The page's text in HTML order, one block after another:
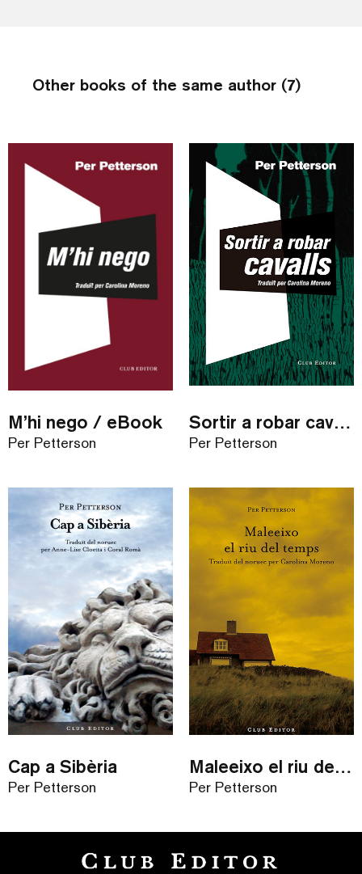
Other books of the same author (7)
M’hi nego / eBook
Per Petterson
Sortir a robar cavalls
Per Petterson
Cap a Sibèria
Per Petterson
Maleeixo el riu del temps
Per Petterson